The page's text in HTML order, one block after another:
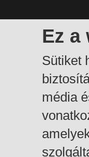
Ez a
Sütiket
média